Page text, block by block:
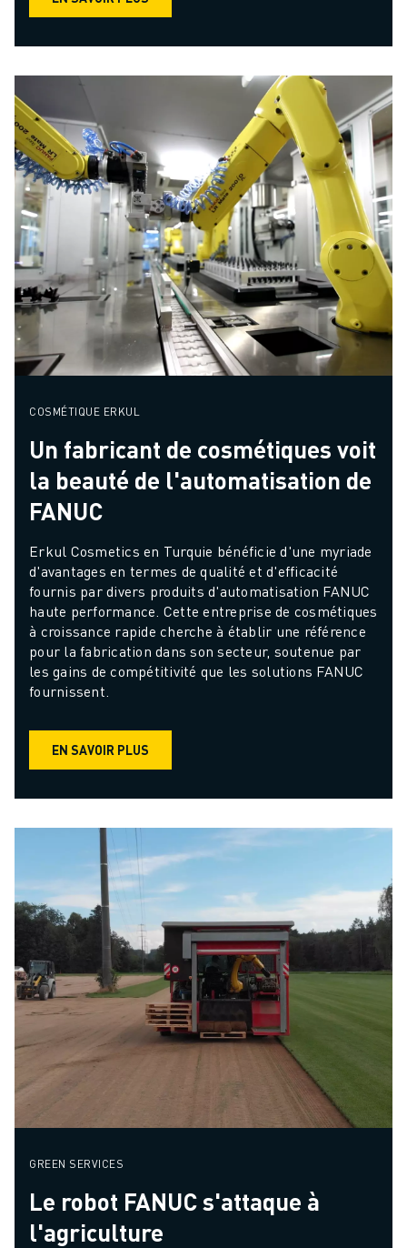
COSMÉTIQUE ERKUL
Un fabricant de cosmétiques voit
la beauté de l'automatisation de
FANUC
Erkul Cosmetics en Turquie bénéficie d'une myriade
d'avantages en termes de qualité et d'efficacité
fournis par divers produits d'automatisation FANUC
haute performance. Cette entreprise de cosmétiques
à croissance rapide cherche à établir une référence
pour la fabrication dans son secteur, soutenue par
les gains de compétitivité que les solutions FANUC
fournissent.
EN SAVOIR PLUS
GREEN SERVICES
Le robot FANUC s'attaque à
l'agriculture